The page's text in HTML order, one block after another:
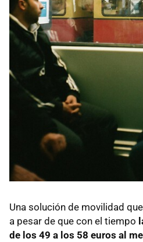
Una solución de movilidad
a pesar de que con el tiempo
de los 49 a los 58 euros al